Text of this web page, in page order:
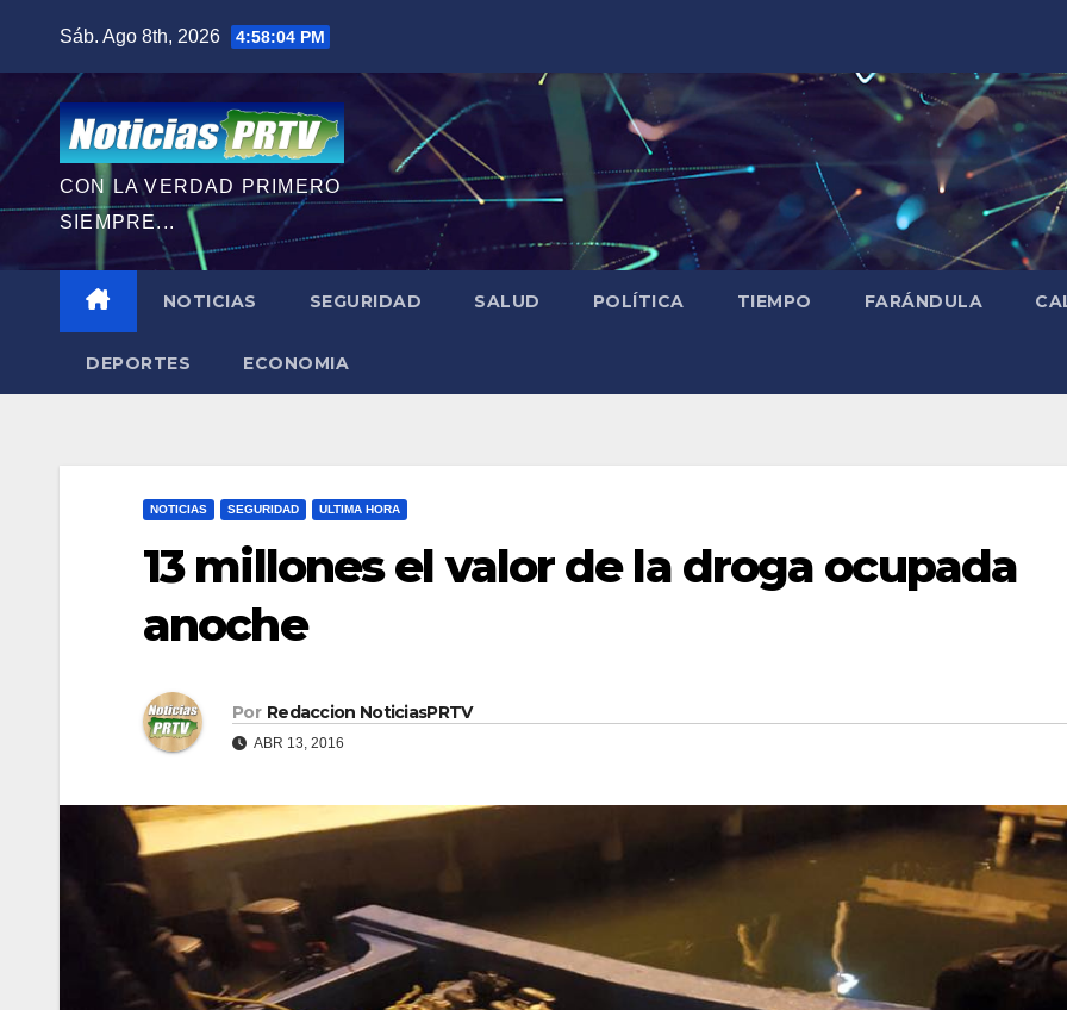
contenido
Sáb. Ago 8th, 2026 4:58:05 PM
CON LA VERDAD PRIMERO
SIEMPRE...
NOTICIAS SEGURIDAD SALUD POLÍTICA TIEMPO FARÁNDULA
DEPORTES ECONOMIA
NOTICIAS SEGURIDAD ULTIMA HORA
13 millones el valor de la droga ocupada
anoche
Por Redaccion NoticiasPRTV
ABR 13, 2016